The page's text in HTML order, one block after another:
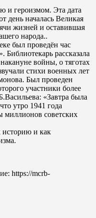
и героизмом. Эта дата
день началась Великая
жизней и оставившая
народа..
был проведён час
Библиотекарь рассказала
войны, о тяготах
стихи военных лет
Был проведен
участники более
«Завтра была
утро 1941 года
миллионов советских
историю и как
https://mcrb-